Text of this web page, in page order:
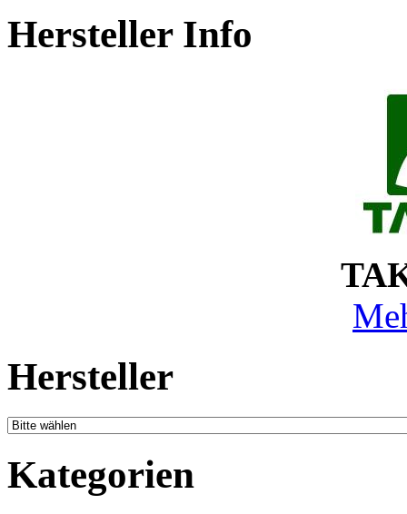
Hersteller Info
Hersteller
Kategorien